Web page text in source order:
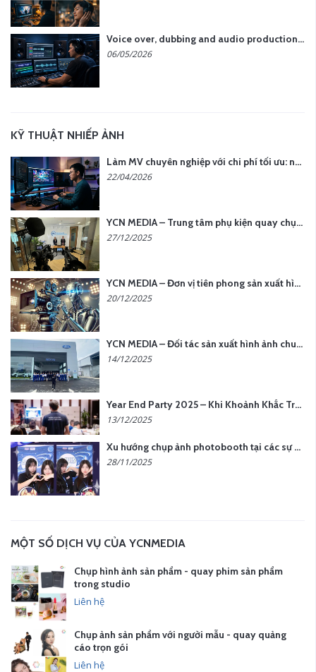
Voice over, dubbing and audio production services in Vietnam for global content
06/05/2026
KỸ THUẬT NHIẾP ẢNH
Làm MV chuyên nghiệp với chi phí tối ưu: nên chọn quay thực tế hay video AI?
22/04/2026
YCN MEDIA – Trung tâm phụ kiện quay chụp tại Hà Nội
27/12/2025
YCN MEDIA – Đơn vị tiên phong sản xuất hình ảnh & âm thanh bằng AI tại Hà Nội
20/12/2025
YCN MEDIA – Đối tác sản xuất hình ảnh chuyên nghiệp cho doanh nghiệp tại Hà Nội
14/12/2025
Year End Party 2025 – Khi Khoảnh Khắc Trở Thành Dấu Ấn | Gói Ưu Đãi Tháng 12 Từ YCN Media
13/12/2025
Xu hướng chụp ảnh photobooth tại các sự kiện hiện nay
28/11/2025
MỘT SỐ DỊCH VỤ CỦA YCNMEDIA
Chụp hình ảnh sản phẩm - quay phim sản phẩm
trong studio
Liên hệ
Chụp ảnh sản phẩm với người mẫu - quay quảng
cáo trọn gói
Liên hệ